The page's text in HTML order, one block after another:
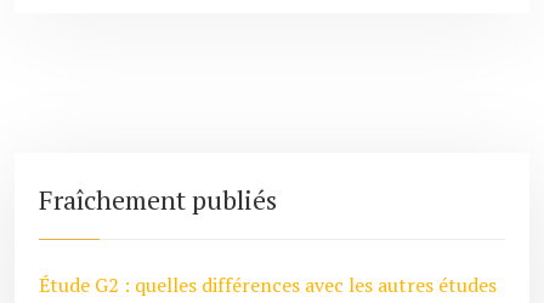
Fraîchement publiés
Étude G2 : quelles différences avec les autres études